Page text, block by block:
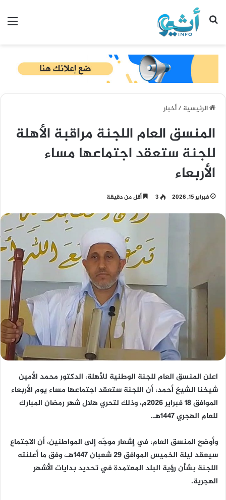
بحث عن
الرئيسية/أخبار
المنسق العام اللجنة مراقبة الأهلة
للجنة ستعقد اجتماعها مساء
الأربعاء
فبراير 15, 2026 3 أقل من دقيقة
اعلن المنسق العام للجنة الوطنية للأهلة، الدكتور محمد الأمين
شيخنا الشيخ أحمد، أن اللجنة ستعقد اجتماعها مساء يوم الأربعاء
الموافق 18 فبراير 2026م، وذلك لتحري هلال شهر رمضان المبارك
للعام الهجري 1447هـ.
وأوضح المنسق العام، في إشعار موجّه إلى المواطنين، أن الاجتماع
سيعقد ليلة الخميس الموافق 29 شعبان 1447هـ، وفق ما أعلنته
اللجنة بشأن رؤية البلد المعتمدة في تحديد بدايات الأشهر
الهجرية.